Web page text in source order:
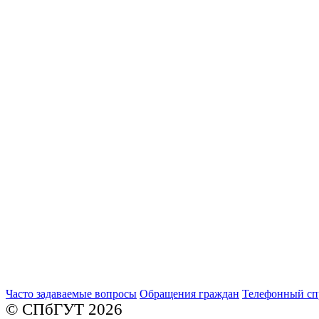
Часто задаваемые вопросы Обращения граждан Телефонный
© СПбГУТ 2026